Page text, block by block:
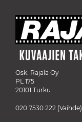
Osk. Rajala Oy
PL 175
20101 Turku
020 7530 222 (Vaihde)